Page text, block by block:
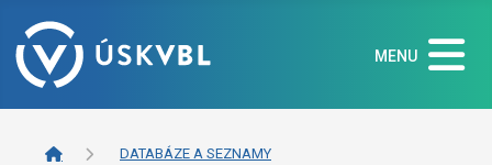
MENU
DATABÁZE A SEZNAMY